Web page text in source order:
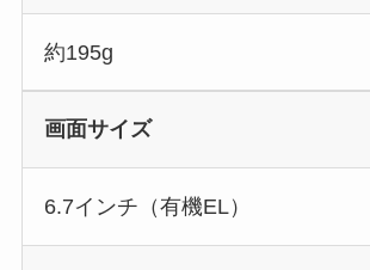
約195g
画面サイズ
6.7インチ（有機EL）